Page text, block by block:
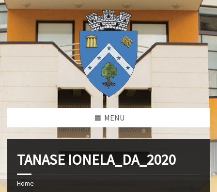
MENU
TANASE IONELA_DA_2020
Home